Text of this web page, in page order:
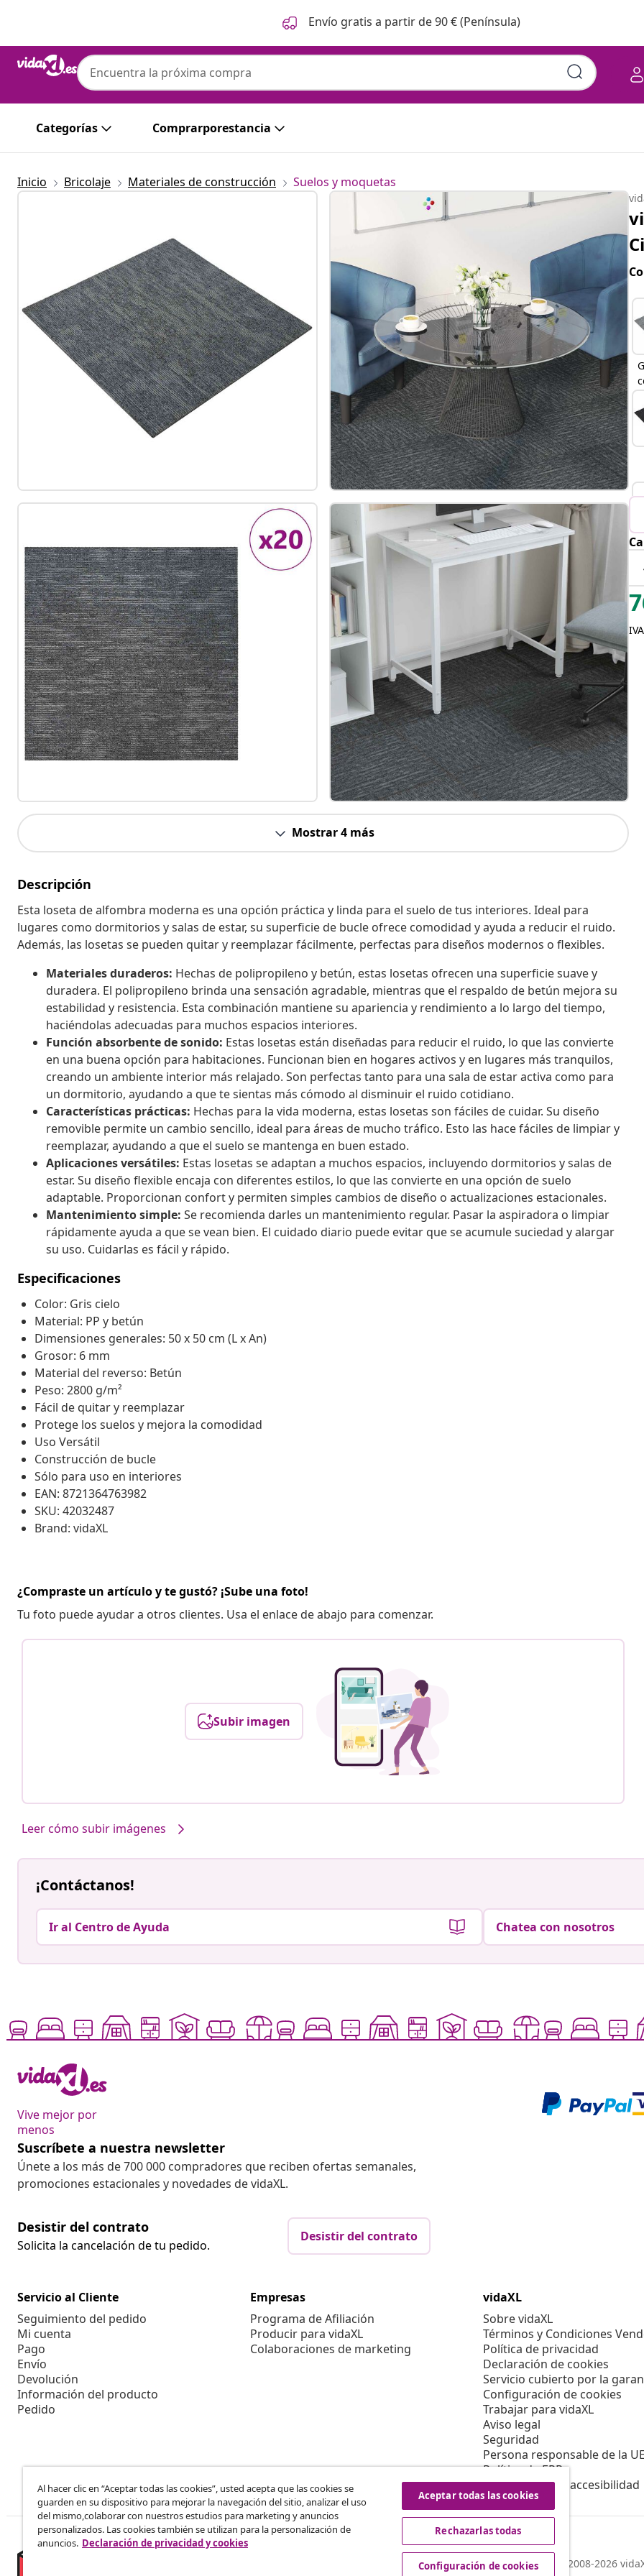
Envío gratis a partir de 90 € (Península)
Categorías Comprarporestancia
Inicio Bricolaje Materiales de construcción Suelos y moquetas
Mostrar 4 más
Descripción
Esta loseta de alfombra moderna es una opción práctica y linda para el suelo de tus interiores. Ideal para
lugares como dormitorios y salas de estar, su superficie de bucle ofrece comodidad y ayuda a reducir el ruido.
Además, las losetas se pueden quitar y reemplazar fácilmente, perfectas para diseños modernos o flexibles.
Materiales duraderos: Hechas de polipropileno y betún, estas losetas ofrecen una superficie suave y
duradera. El polipropileno brinda una sensación agradable, mientras que el respaldo de betún mejora su
estabilidad y resistencia. Esta combinación mantiene su apariencia y rendimiento a lo largo del tiempo,
haciéndolas adecuadas para muchos espacios interiores.
Función absorbente de sonido: Estas losetas están diseñadas para reducir el ruido, lo que las convierte
en una buena opción para habitaciones. Funcionan bien en hogares activos y en lugares más tranquilos,
creando un ambiente interior más relajado. Son perfectas tanto para una sala de estar activa como para
un dormitorio, ayudando a que te sientas más cómodo al disminuir el ruido cotidiano.
Características prácticas: Hechas para la vida moderna, estas losetas son fáciles de cuidar. Su diseño
removible permite un cambio sencillo, ideal para áreas de mucho tráfico. Esto las hace fáciles de limpiar y
reemplazar, ayudando a que el suelo se mantenga en buen estado.
Aplicaciones versátiles: Estas losetas se adaptan a muchos espacios, incluyendo dormitorios y salas de
estar. Su diseño flexible encaja con diferentes estilos, lo que las convierte en una opción de suelo
adaptable. Proporcionan confort y permiten simples cambios de diseño o actualizaciones estacionales.
Mantenimiento simple: Se recomienda darles un mantenimiento regular. Pasar la aspiradora o limpiar
rápidamente ayuda a que se vean bien. El cuidado diario puede evitar que se acumule suciedad y alargar
su uso. Cuidarlas es fácil y rápido.
Especificaciones
Color: Gris cielo
Material: PP y betún
Dimensiones generales: 50 x 50 cm (L x An)
Grosor: 6 mm
Material del reverso: Betún
Peso: 2800 g/m²
Fácil de quitar y reemplazar
Protege los suelos y mejora la comodidad
Uso Versátil
Construcción de bucle
Sólo para uso en interiores
EAN: 8721364763982
SKU: 42032487
Brand: vidaXL
¿Compraste un artículo y te gustó? ¡Sube una foto!
Tu foto puede ayudar a otros clientes. Usa el enlace de abajo para comenzar.
Subir imagen
Leer cómo subir imágenes
¡Contáctanos!
Ir al Centro de Ayuda Chatea con nosotros
Vive mejor por
menos
Suscríbete a nuestra newsletter
Únete a los más de 700 000 compradores que reciben ofertas semanales,
promociones estacionales y novedades de vidaXL.
Desistir del contrato
Solicita la cancelación de tu pedido.
Desistir del contrato
Servicio al Cliente
Seguimiento del pedido
Mi cuenta
Pago
Envío
Devolución
Información del producto
Pedido
Empresas
Programa de Afiliación
Producir para vidaXL
Colaboraciones de marketing
vidaXL
Sobre vidaXL
Términos y Condiciones
Política de privacidad
Declaración de cookies
Servicio cubierto por la
Configuración de cookies
Trabajar para vidaXL
Aviso legal
Seguridad
Persona responsable de la UE
Política de EPR
Información de accesibilidad
© 2008-2026
Al hacer clic en “Aceptar todas las cookies”, usted acepta que las cookies se
guarden en su dispositivo para mejorar la navegación del sitio, analizar el uso
del mismo,colaborar con nuestros estudios para marketing y anuncios
personalizados. Las cookies también se utilizan para la personalización de
anuncios. Declaración de privacidad y cookies
Aceptar todas las cookies
Rechazarlas todas
Configuración de cookies